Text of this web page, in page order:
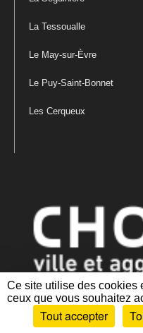
Ce site utilise des cookies
ceux que vous souhaitez
Tout accepter
La Tessoualle
Le May-sur-Èvre
Le Puy-Saint-Bonnet
Les Cerqueux
Mentions légales|Politique de
des cookies |Plan du site